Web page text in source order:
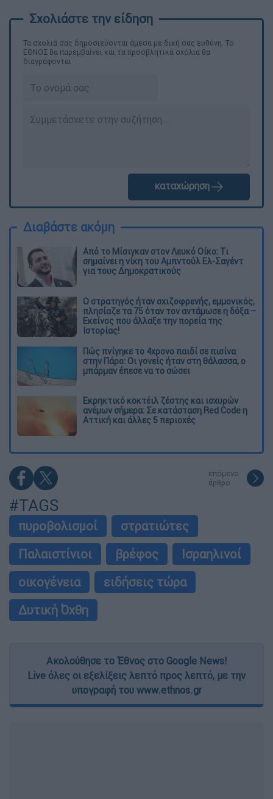
Τα σχολιά σας δημοσιεύονται άμεσα με δική σας ευθύνη. Το
ΕΘΝΟΣ θα παρεμβαίνει και τα προσβλητικά σχόλια θα
διαγράφονται
καταχώρηση
Διαβάστε ακόμη
Από το Μίσιγκαν στον Λευκό Οίκο: Τι
σημαίνει η νίκη του Αμπντούλ Ελ-Σαγέντ
για τους Δημοκρατικούς
O στρατηγός ήταν σχιζοφρενής, εμμονικός,
πλησίαζε τα 75 όταν τον αντάμωσε η δόξα –
Εκείνος που άλλαξε την πορεία της
Ιστορίας!
Πώς πνίγηκε το 4χρονο παιδί σε πισίνα
στην Πάρο: Οι γονείς ήταν στη θάλασσα, ο
μπάρμαν έπεσε να το σώσει
Εκρηκτικό κοκτέιλ ζέστης και ισχυρών
ανέμων σήμερα: Σε κατάσταση Red Code η
Αττική και άλλες 5 περιοχές
επόμενο
άρθρο
#TAGS
πυροβολισμοί
στρατιώτες
Παλαιστίνιοι
βρέφος
Ισραηλινοί
οικογένεια
ειδήσεις τώρα
Δυτική Όχθη
Ακολούθησε το Έθνος στο Google News!
Live όλες οι εξελίξεις λεπτό προς λεπτό, με την
υπογραφή του www.ethnos.gr